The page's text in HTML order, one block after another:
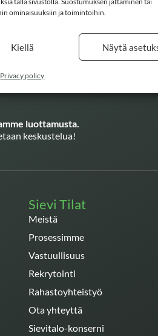
ominaisuuksiin ja toimintoihin.
Kiellä Näytä
Privacy policy
luottamusta.
keskustelua!
Sievi Tilat
Meistä
Prosessimme
Vastuullisuus
Rekrytointi
Rahastoyhteistyö
Ota yhteyttä
Sievitalo-konserni